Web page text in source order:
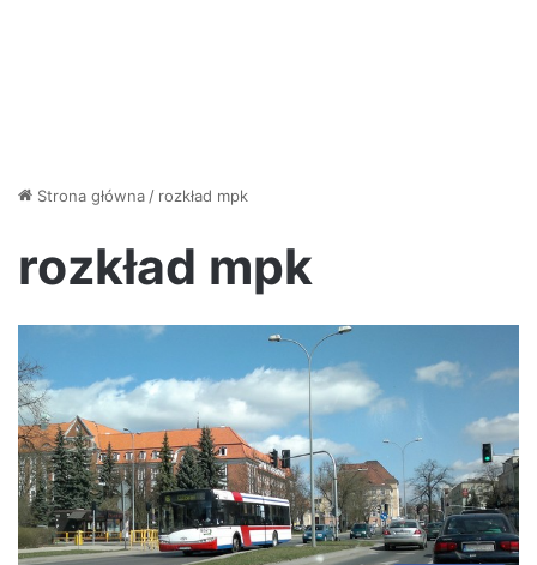
Strona główna / rozkład mpk
rozkład mpk